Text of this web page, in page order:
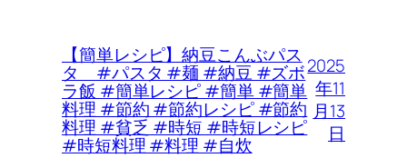
【簡単レシピ】納豆こんぶパス
タ #パスタ #麺 #納豆 #ズボ
ラ飯 #簡単レシピ #簡単 #簡単
料理 #節約 #節約レシピ #節約
料理 #貧乏 #時短 #時短レシピ
#時短料理 #料理 #自炊
2025
年11
月13
日